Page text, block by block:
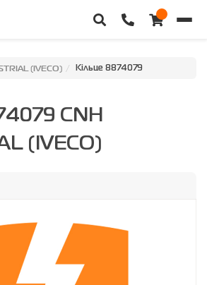
(IVECO) Кільце 8874079
CNH
(IVECO)